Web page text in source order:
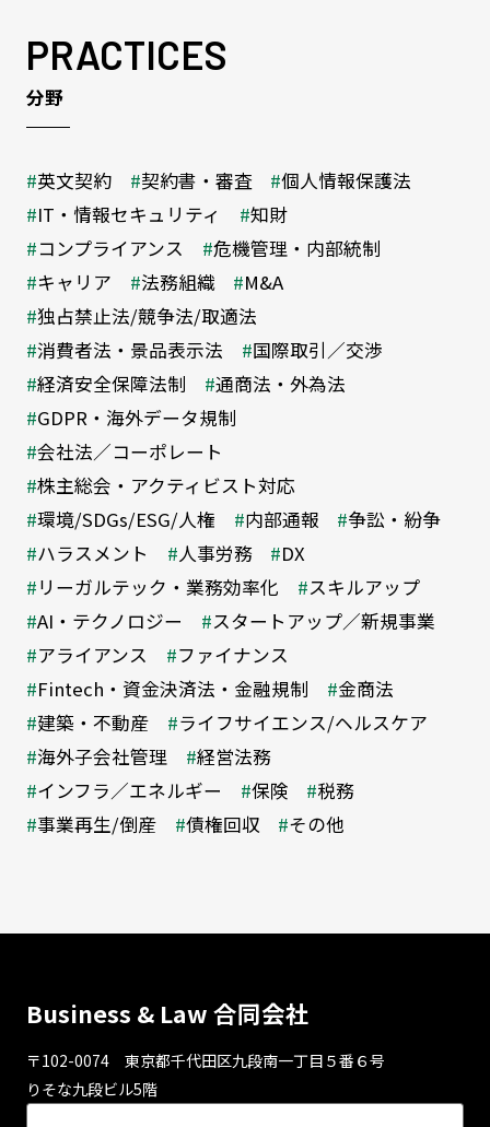
PRACTICES
分野
英文契約 契約書・審査
個人情報保護法
IT・情報セキュリティ
知財
コンプライアンス
危機管理・内部統制
キャリア
法務組織
M&A
独占禁止法/競争法/取適法
消費者法・景品表示法
国際取引／交渉
経済安全保障法制
通商法・外為法
GDPR・海外データ規制
会社法／コーポレート
株主総会・アクティビスト対応
環境/SDGs/ESG/人権
内部通報
争訟・紛争
ハラスメント
人事労務
DX
リーガルテック・業務効率化
スキルアップ
AI・テクノロジー
スタートアップ／新規事業
アライアンス
ファイナンス
Fintech・資金決済法・金融規制
金商法
建築・不動産
ライフサイエンス/ヘルスケア
海外子会社管理
経営法務
インフラ／エネルギー
保険
税務
事業再生/倒産
債権回収 その他
Business & Law 合同会社
〒102-0074 東京都千代⽥区九段南⼀丁⽬５番６号
りそな九段ビル5階